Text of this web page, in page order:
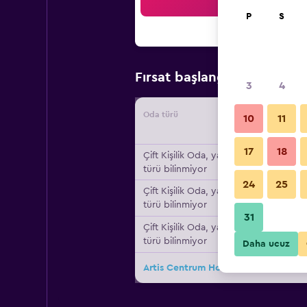
Fırsat başlangıç fiyatı
Oda türü Tedarikçi
Çift ​Kişilik Oda, yatak
türü bilinmiyor
Çift ​Kişilik Oda, yatak
türü bilinmiyor
Çift ​Kişilik Oda, yatak
türü bilinmiyor
Artis Centrum Hotels için diğer
P S
3 4
10 11
17 18
24 25
31
Daha ucuz